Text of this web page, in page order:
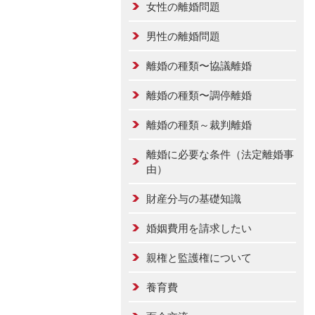
女性の離婚問題
男性の離婚問題
離婚の種類〜協議離婚
離婚の種類〜調停離婚
離婚の種類～裁判離婚
離婚に必要な条件（法定離婚事
由）
財産分与の基礎知識
婚姻費用を請求したい
親権と監護権について
養育費